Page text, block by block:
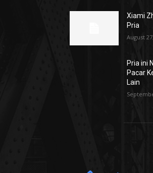
Xiami
Pria
August
Pria ini
Pacar
Lain